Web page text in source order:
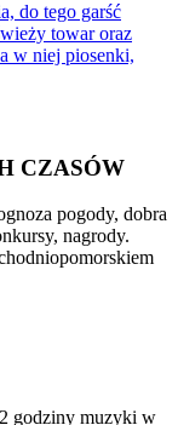
do tego garść
towar oraz
w niej piosenki,
CZASÓW
pogody, dobra
nagrody.
godziny muzyki w